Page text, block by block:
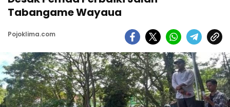
Tabangame Wayaua
Pojoklima.com